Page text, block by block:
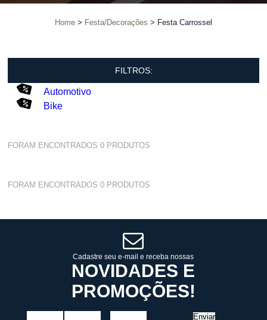
Home Festa/Decorações Festa Carrossel
FILTROS:
Automotivo
Bike
FORAM ENCONTRADOS0 PRODUTOS
FORAM ENCONTRADOS0 PRODUTOS
Cadastre seu e-mail e receba nossas
NOVIDADES E
PROMOÇÕES!
Enviar